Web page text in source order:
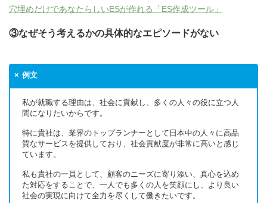
穴埋めだけであなたらしいESが作れる「ES作成ツール」
③なぜそう考えるかの具体的なエピソードがない
例文
私が就職する理由は、社会に貢献し、多くの人々の役に立つ人
間になりたいからです。
特に貴社は、業界のトップランナーとして日本中の人々に高品
質なサービスを提供しており、社会貢献度が非常に高いと感じ
ています。
私も貴社の一員として、顧客のニーズに寄り添い、真心を込め
た対応をすることで、一人でも多くの人を笑顔にし、より良い
社会の実現に向けて全力を尽くして働きたいです。